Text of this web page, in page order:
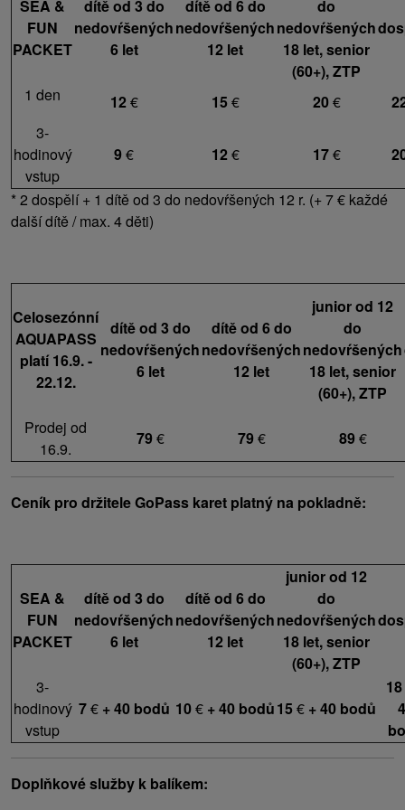
SEA &
FUN
PACKET
dítě od 3 do
nedovŕšených
6 let
dítě od 6 do
nedovŕšených
12 let
do
nedovŕšených
18 let, senior
(60+), ZTP
1 den 12 € 15€ 20€
3-
hodinový
vstup
9€ 12 € 17€
* 2 dospělí + 1 dítě od 3 do nedovŕšených 12 r. (+ 7 € každé
další dítě / max. 4 děti)
Celosezónní
AQUAPASS
platí 16.9. -
22.12.
dítě od 3 do
nedovŕšených
6 let
dítě od 6 do
nedovŕšených
12 let
junior od 12
do
nedovŕšených
18 let, senior
(60+), ZTP
Prodej od
16.9.
79€ 79€ 89€
Ceník pro držitele GoPass karet platný na pokladně:
SEA &
FUN
PACKET
dítě od 3 do
nedovŕšených
6 let
dítě od 6 do
nedovŕšených
12 let
junior od 12
do
nedovŕšených
18 let, senior
(60+), ZTP
3-
hodinový
vstup
7€ + 40 bodů 10€ + 40 bodů15€ + 40 bodů
18
Doplňkové služby k balíkem: